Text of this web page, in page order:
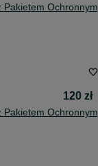
Pakietem Ochronnym
120 zł
Pakietem Ochronnym